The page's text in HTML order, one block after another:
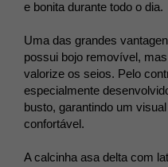
e bonita durante todo o dia.
Uma das grandes
possui bojo removível,
valorize os seios. Pelo
especialmente
busto, garantindo um
confortável.
A calcinha asa delta com